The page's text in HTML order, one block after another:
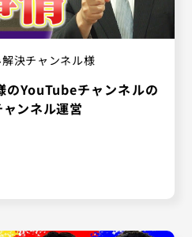
決チャンネル様
のYouTubeチャンネルの
ンネル運営